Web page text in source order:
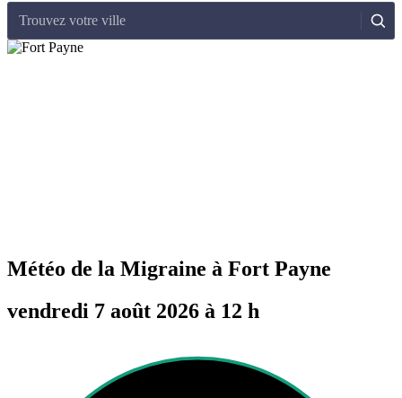
Trouvez votre ville
Météo de la Migraine à Fort Payne
vendredi 7 août 2026 à 12 h